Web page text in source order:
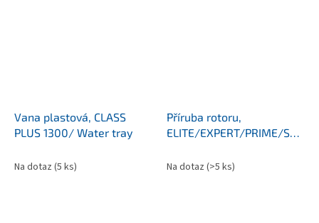
Vana plastová, CLASS
PLUS 1300/ Water tray
Na dotaz (5 ks)
Příruba rotoru,
ELITE/EXPERT/PRIME/
Na dotaz (>5 ks)